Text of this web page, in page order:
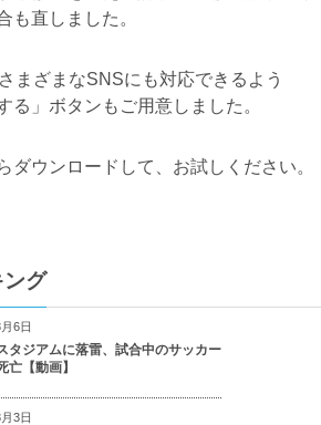
も直しました。
まざまなSNSにも対応できるよう
る」ボタンもご用意しました。
ダウンロードして、お試しください。
グ
6日
タジアムに落雷、試合中のサッカー
亡【動画】
3日